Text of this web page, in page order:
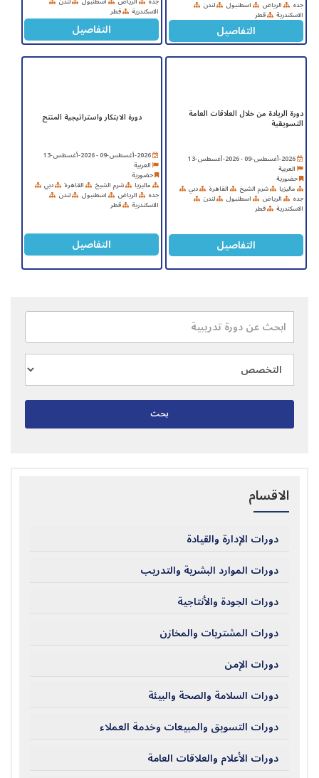
بحث
الاقسام
دورات الإدارة والقيادة
دورات الموارد البشرية والتدريب
دورات الجودة والأنتاجية
دورات المشتريات والمخازن
دورات الإمن
دورات السلامة والصحة والبيئة
دورات التسويق والمبيعات وخدمة العملاء
دورات الأعلام والعلاقات العامة
جده الرياض اسطنبول لندن
الاسكندرية قطر
التفاصيل
الاسكندرية قطر
التفاصيل
دورة الريادة من خلال العلاقات العامة
التسويقية
2026-أغسطس-09 - 2026-أغسطس-13
العربية
حضورية
ماليزيا شرم الشيخ القاهرة دبي
جده الرياض اسطنبول لندن
الاسكندرية قطر
التفاصيل
دورة الابتكار واستراتيجية المنتج
2026-أغسطس-09 - 2026-أغسطس-13
العربية
حضورية
ماليزيا شرم الشيخ القاهرة دبي
جده الرياض اسطنبول لندن
الاسكندرية قطر
التفاصيل